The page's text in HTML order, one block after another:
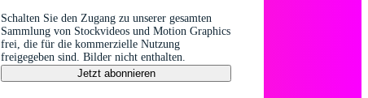
Schalten Sie den Zugang zu unserer gesamten
Sammlung von Stockvideos und Motion Graphics
frei, die für die kommerzielle Nutzung
freigegeben sind. Bilder nicht enthalten.
Jetzt abonnieren